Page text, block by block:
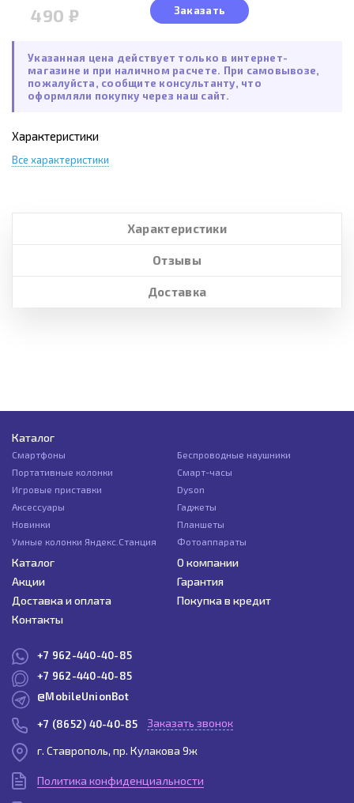
490 ₽ Заказать
Указанная цена действует только в интернет-
магазине и при наличном расчете. При самовывозе,
пожалуйста, сообщите консультанту, что
оформляли покупку через наш сайт.
Характеристики
Все характеристики
Характеристики
Отзывы
Доставка
Каталог
Смартфоны
Беспроводные наушники
Портативные колонки
Смарт-часы
Игровые приставки
Dyson
Аксессуары
Гаджеты
Новинки
Планшеты
Умные колонки Яндекс.Станция
Фотоаппараты
Каталог
О компании
Акции
Гарантия
Доставка и оплата
Покупка в кредит
Контакты
+7 962-440-40-85
+7 962-440-40-85
@MobileUnionBot
+7 (8652) 40-40-85 Заказать звонок
г. Ставрополь, пр. Кулакова 9ж
Политика конфиденциальности